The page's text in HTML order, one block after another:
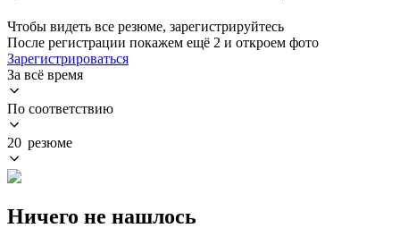
Чтобы видеть все резюме, зарегистрируйтесь
После регистрации покажем ещё 2 и откроем фото
Зарегистрироваться
За всё время
По соответствию
20 резюме
Ничего не нашлось